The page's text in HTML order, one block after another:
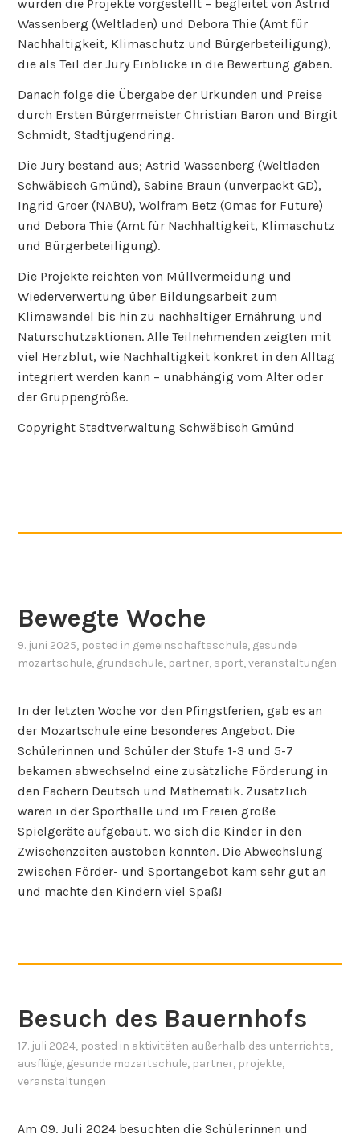
wurden die Projekte vorgestellt – begleitet von Astrid
Wassenberg (Weltladen) und Debora Thie (Amt für
Nachhaltigkeit, Klimaschutz und Bürgerbeteiligung),
die als Teil der Jury Einblicke in die Bewertung gaben.
Danach folge die Übergabe der Urkunden und Preise
durch Ersten Bürgermeister Christian Baron und Birgit
Schmidt, Stadtjugendring.
Die Jury bestand aus; Astrid Wassenberg (Weltladen
Schwäbisch Gmünd), Sabine Braun (unverpackt GD),
Ingrid Groer (NABU), Wolfram Betz (Omas for Future)
und Debora Thie (Amt für Nachhaltigkeit, Klimaschutz
und Bürgerbeteiligung).
Die Projekte reichten von Müllvermeidung und
Wiederverwertung über Bildungsarbeit zum
Klimawandel bis hin zu nachhaltiger Ernährung und
Naturschutzaktionen. Alle Teilnehmenden zeigten mit
viel Herzblut, wie Nachhaltigkeit konkret in den Alltag
integriert werden kann – unabhängig vom Alter oder
der Gruppengröße.
Copyright Stadtverwaltung Schwäbisch Gmünd
Bewegte Woche
9. juni 2025, posted in gemeinschaftsschule, gesunde
mozartschule, grundschule, partner, sport,veranstaltungen
In der letzten Woche vor den Pfingstferien, gab es an
der Mozartschule eine besonderes Angebot. Die
Schülerinnen und Schüler der Stufe 1-3 und 5-7
bekamen abwechselnd eine zusätzliche Förderung in
den Fächern Deutsch und Mathematik. Zusätzlich
waren in der Sporthalle und im Freien große
Spielgeräte aufgebaut, wo sich die Kinder in den
Zwischenzeiten austoben konnten. Die Abwechslung
zwischen Förder- und Sportangebot kam sehr gut an
und machte den Kindern viel Spaß!
Besuch des Bauernhofs
17. juli 2024, posted in aktivitäten außerhalb des unterrichts,
ausflüge, gesunde mozartschule, partner, projekte,
veranstaltungen
Am 09. Juli 2024 besuchten die Schülerinnen und